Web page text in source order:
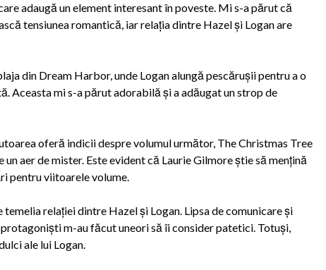
adaugă un element interesant în poveste. Mi s-a părut că
tensiunea romantică, iar relația dintre Hazel și Logan are
din Dream Harbor, unde Logan alungă pescărușii pentru a o
Aceasta mi s-a părut adorabilă și a adăugat un strop de
oferă indicii despre volumul următor, The Christmas Tree
aer de mister. Este evident că Laurie Gilmore știe să mențină
pentru viitoarele volume.
relației dintre Hazel și Logan. Lipsa de comunicare și
m-au făcut uneori să îi consider patetici. Totuși,
ale lui Logan.